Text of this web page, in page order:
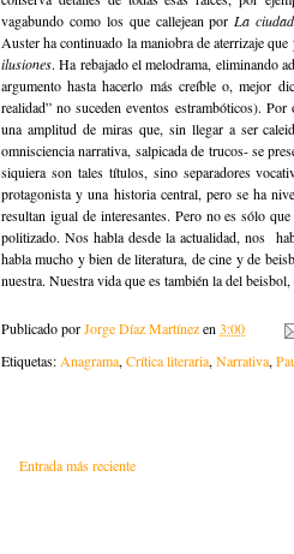
vagabundo como los que callejean por La
Auster ha continuado la maniobra de aterrizaje que
ilusiones. Ha rebajado el melodrama, eliminando
argumento hasta hacerlo más creíble o, mejor
realidad” no suceden eventos estrambóticos).
una amplitud de miras que, sin llegar a ser
omnisciencia narrativa, salpicada de trucos- se
siquiera son tales títulos, sino separadores
protagonista y una historia central, pero se ha
resultan igual de interesantes. Pero no es sólo
politizado. Nos habla desde la actualidad, nos
habla mucho y bien de literatura, de cine y de
nuestra. Nuestra vida que es también la del
Publicado porJorge Díaz Martínezen 3:00
Etiquetas: Anagrama, Crítica literaria, Narrativa,
Entrada más reciente